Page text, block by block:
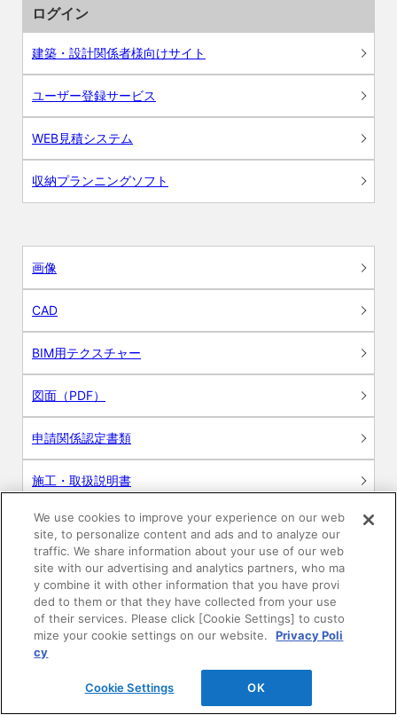
ログイン
建築・設計関係者様向けサイト
ユーザー登録サービス
WEB見積システム
収納プランニングソフト
画像
CAD
BIM用テクスチャー
図面（PDF）
申請関係認定書類
施工・取扱説明書
動画
シミュレーションツール
24時間換気システム〈エアスマート〉
簡易設計見積ソフト
R&Dセンター環境測定・分析サービス
商品マスター申し込み
We use cookies to improve your experience on our web
site, to personalize content and ads and to analyze our
traffic. We share information about your use of our web
site with our advertising and analytics partners, who ma
y combine it with other information that you have provi
ded to them or that they have collected from your use
of their services. Please click [Cookie Settings] to custo
mize your cookie settings on our website.
Privacy Poli
cy
Cookie Settings OK